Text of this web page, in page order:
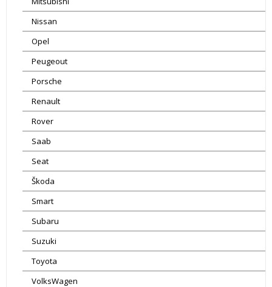
Nissan
Opel
Peugeout
Porsche
Renault
Rover
Saab
Seat
Škoda
Smart
Subaru
Suzuki
Toyota
VolksWagen